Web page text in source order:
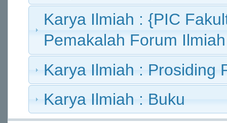
Karya Ilmiah : {PIC
Pemakalah Forum Ilmiah
Karya Ilmiah : Prosiding
Karya Ilmiah : Buku